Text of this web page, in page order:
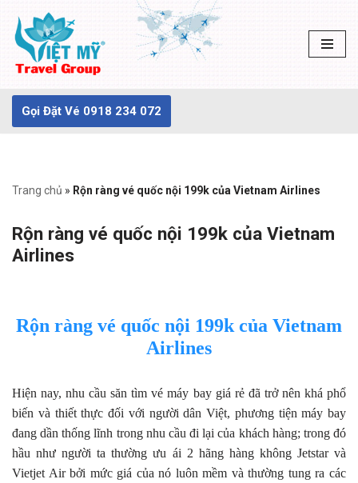
Chuyển
tới
dung
Gọi Đặt Vé 0918 234 072
Trang chủ » Rộn ràng vé quốc nội 199k của Vietnam Airlines
Rộn ràng vé quốc nội 199k của Vietnam
Airlines
Rộn ràng vé quốc nội 199k của Vietnam
Airlines
Hiện nay, nhu cầu săn tìm vé máy bay giá rẻ đã trở nên khá phổ
biến và thiết thực đối với người dân Việt, phương tiện máy bay
đang dần thống lĩnh trong nhu cầu đi lại của khách hàng; trong đó
hầu như người ta thường ưu ái 2 hãng hàng không Jetstar và
Vietjet Air bởi mức giá của nó luôn mềm và thường tung ra các